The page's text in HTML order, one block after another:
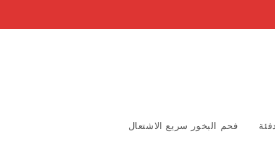
فحم البخور سريع الاشتعال